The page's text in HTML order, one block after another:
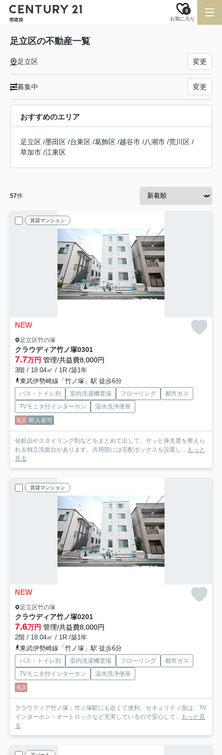
お気に入り
0
足立区の不動産一覧
足立区 変更
募集中 変更
おすすめのエリア
足立区 /墨田区 /台東区 /葛飾区 /越谷市 /八潮市 /荒川区 /
草加市 /江東区
57件
賃貸マンション
NEW
足立区竹の塚
クラウディア竹ノ塚0301
7.7万円 管理/共益費8,000円
3階 / 18.04㎡ / 1R /築1年
東武伊勢崎線「竹ノ塚」駅 徒歩6分
バス・トイレ別 室内洗濯機置場 フローリング
都市ガス
TVモニタ付インターホン
温水洗浄便座
礼0 即入居可
化粧品やスタイリング剤などをまとめて出して、サッと身支度を整えら
れる独立洗面台があります。共用部には宅配ボックスを設置し... もっと
見る
賃貸マンション
NEW
足立区竹の塚
クラウディア竹ノ塚0201
7.6万円 管理/共益費8,000円
2階 / 18.04㎡ / 1R /築1年
東武伊勢崎線「竹ノ塚」駅 徒歩6分
バス・トイレ別 室内洗濯機置場 フローリング
都市ガス
TVモニタ付インターホン
温水洗浄便座
礼0
クラウディア竹ノ塚：竹ノ塚駅にも近くて便利。セキュリティ面は、TV
インターホン・オートロックなど充実しているので安心して... もっと見
る